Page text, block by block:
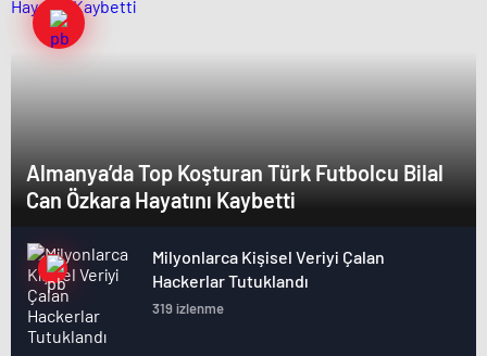
Almanya’da Top Koşturan Türk Futbolcu Bilal
Can Özkara Hayatını Kaybetti
Milyonlarca Kişisel Veriyi Çalan
Hackerlar Tutuklandı
319 izlenme